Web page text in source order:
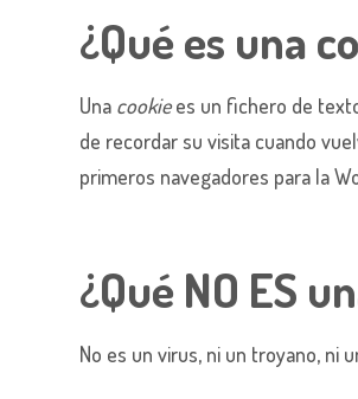
¿Qué es una
Una cookiees un fichero de
de recordar su visita cuando
primeros navegadores para la
¿Qué NO ES
No es un virus, ni un troyano, ni